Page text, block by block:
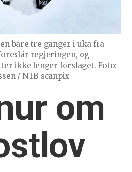
bare tre ganger i uka fra
regjeringen, og
ikke lenger forslaget. Foto:
/ NTB scanpix
om